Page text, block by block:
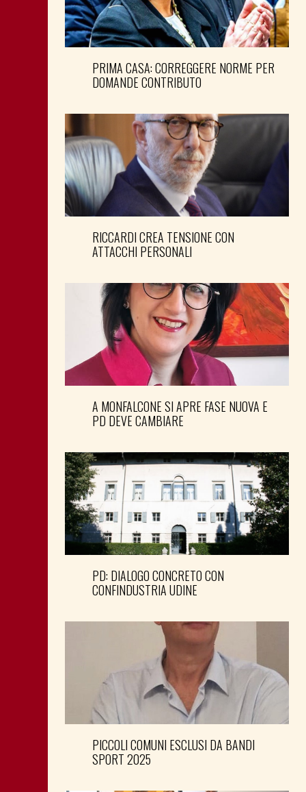
PRIMA CASA: CORREGGERE NORME PER
DOMANDE CONTRIBUTO
RICCARDI CREA TENSIONE CON
ATTACCHI PERSONALI
A MONFALCONE SI APRE FASE NUOVA E
PD DEVE CAMBIARE
PD: DIALOGO CONCRETO CON
CONFINDUSTRIA UDINE
PICCOLI COMUNI ESCLUSI DA BANDI
SPORT 2025